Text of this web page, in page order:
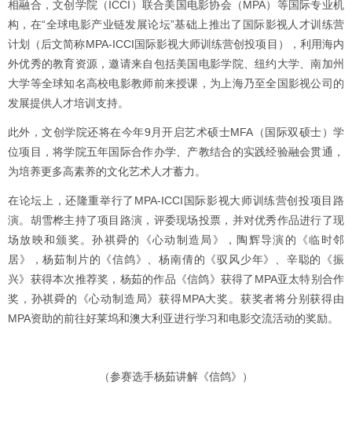
相融合，文创学院（ICCI）联合美国电影协会（MPA）等国际专业机
构，在“全球电影产业链发展论坛”基础上推出了国际影视人才训练营
计划（后文简称MPA-ICCI国际影视大师训练营创投项目），利用海内
外优秀的教育资源，邀请来自包括美国电影学院、纽约大学、南加州
大学等全球知名高校电影教师前来授课，为上海乃至全国影视公司的
发展提供人才培训支持。
此外，文创学院还将在今年9月开启艺术硕士MFA（国际双硕士）学
位项目，将学院五年国际合作办学、产教结合的实践经验融会贯通，
为培养更多高素养的文化艺术人才蓄力。
在论坛上，还隆重举行了MPA-ICCI国际影视大师训练营创投项目路
演。胡雪桦主持了项目路演，评委现场投票，并对优秀作品进行了现
场放映和颁奖。孙祺舜的《心动制造局》，陶辉导演的《临时邻
居》，杨茹制片的《信鸽》、杨南倩的《驭风少年》、辛聪的《振
兴》获得本次推荐奖，杨茹的作品《信鸽》获得了MPA亚太特别合作
奖，孙祺舜的《心动制造局》获得MPA大奖。获奖者将分别获得由
MPA资助的前往好莱坞和澳大利亚进行学习和电影交流活动的奖励。
（参赛选手杨茹讲解《信鸽》）